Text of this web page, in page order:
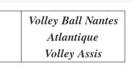
Volley Ball Nantes
Atlantique
Volley Assis